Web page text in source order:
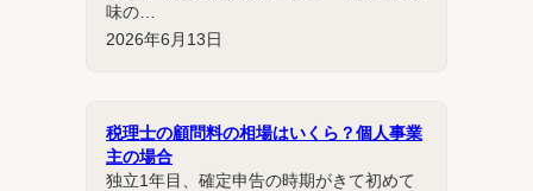
味の…
2026年6月13日
税理士の顧問料の相場はいくら？個人事業
主の場合
独立1年目、確定申告の時期がきて初めて